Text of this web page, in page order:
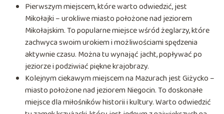
Pierwszym miejscem, które warto odwiedzić, jest
Mikołajki – urokliwe miasto położone nad jeziorem
Mikołajskim. To popularne miejsce wśród żeglarzy, które
zachwyca swoim urokiem i możliwościami spędzenia
aktywnie czasu. Można tu wynająć jacht, popływać po
jeziorze i podziwiać piękne krajobrazy.
Kolejnym ciekawym miejscem na Mazurach jest Giżycko –
miasto położone nad jeziorem Niegocin. To doskonałe
miejsce dla miłośników historii i kultury. Warto odwiedzić